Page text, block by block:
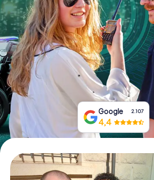
IT
NL
Boek tickets
Koop cadeaubonnen
Google 2.107
4,4